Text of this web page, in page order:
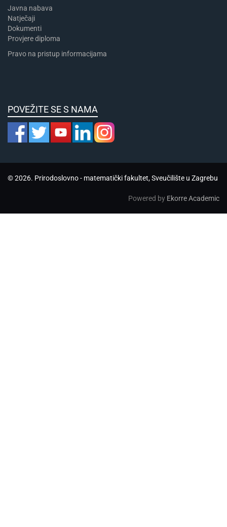
Javna nabava
Natječaji
Dokumenti
Provjere diploma
Pravo na pristup informacijama
POVEŽITE SE S NAMA
© 2026. Prirodoslovno - matematički fakultet, Sveučilište u Zagrebu
Powered by Ekorre Academic